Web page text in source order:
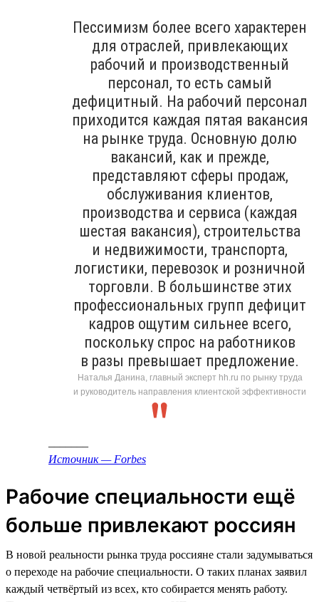
Пессимизм более всего характерен
для отраслей, привлекающих
рабочий и производственный
персонал, то есть самый
дефицитный. На рабочий персонал
приходится каждая пятая вакансия
на рынке труда. Основную долю
вакансий, как и прежде,
представляют сферы продаж,
обслуживания клиентов,
производства и сервиса (каждая
шестая вакансия), строительства
и недвижимости, транспорта,
логистики, перевозок и розничной
торговли. В большинстве этих
профессиональных групп дефицит
кадров ощутим сильнее всего,
поскольку спрос на работников
в разы превышает предложение.
Наталья Данина, главный эксперт hh.ru по рынку труда
и руководитель направления клиентской эффективности
Источник — Forbes
Рабочие специальности ещё
больше привлекают россиян
В новой реальности рынка труда россияне стали задумываться
о переходе на рабочие специальности. О таких планах заявил
каждый четвёртый из всех, кто собирается менять работу.